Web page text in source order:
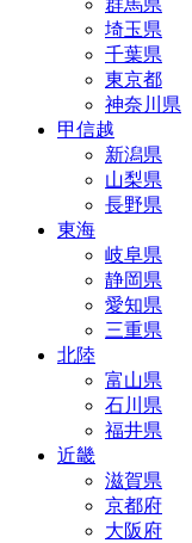
埼玉県
千葉県
東京都
神奈川県
甲信越
新潟県
山梨県
長野県
東海
岐阜県
静岡県
愛知県
三重県
北陸
富山県
石川県
福井県
近畿
滋賀県
京都府
大阪府